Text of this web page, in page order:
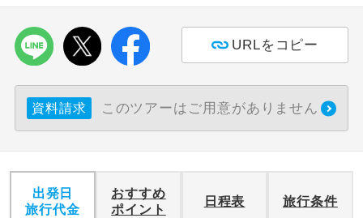
URLをコピー
資料請求 このツアーはご用意がありません
出発日
旅行代金
おすすめ
ポイント
日程表 旅行条件